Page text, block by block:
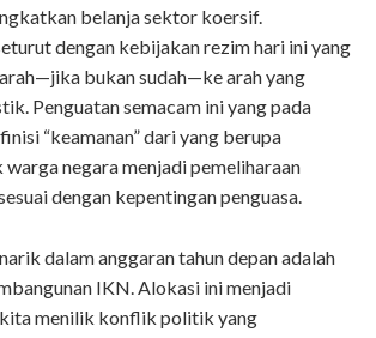
belanja sektor koersif.
dengan kebijakan rezim hari ini yang
bukan sudah—ke arah yang
Penguatan semacam ini yang pada
“keamanan” dari yang berupa
warga negara menjadi pemeliharaan
dengan kepentingan penguasa.
dalam anggaran tahun depan adalah
IKN. Alokasi ini menjadi
menilik konflik politik yang